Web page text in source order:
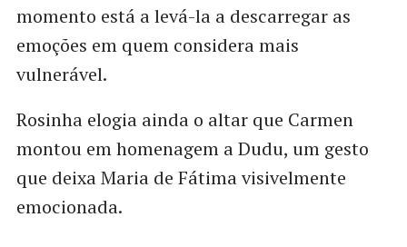
momento está a levá-la a descarregar as
emoções em quem considera mais
vulnerável.
Rosinha elogia ainda o altar que Carmen
montou em homenagem a Dudu, um gesto
que deixa Maria de Fátima visivelmente
emocionada.